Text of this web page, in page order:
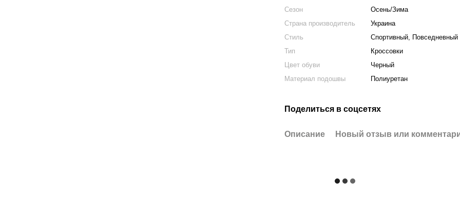
Сезон
Осень/Зима
Страна производитель
Украина
Стиль
Спортивный, Повседневный
Тип
Кроссовки
Цвет обуви
Черный
Материал подошвы
Полиуретан
Поделиться в соцсетях
Описание Новый отзыв или